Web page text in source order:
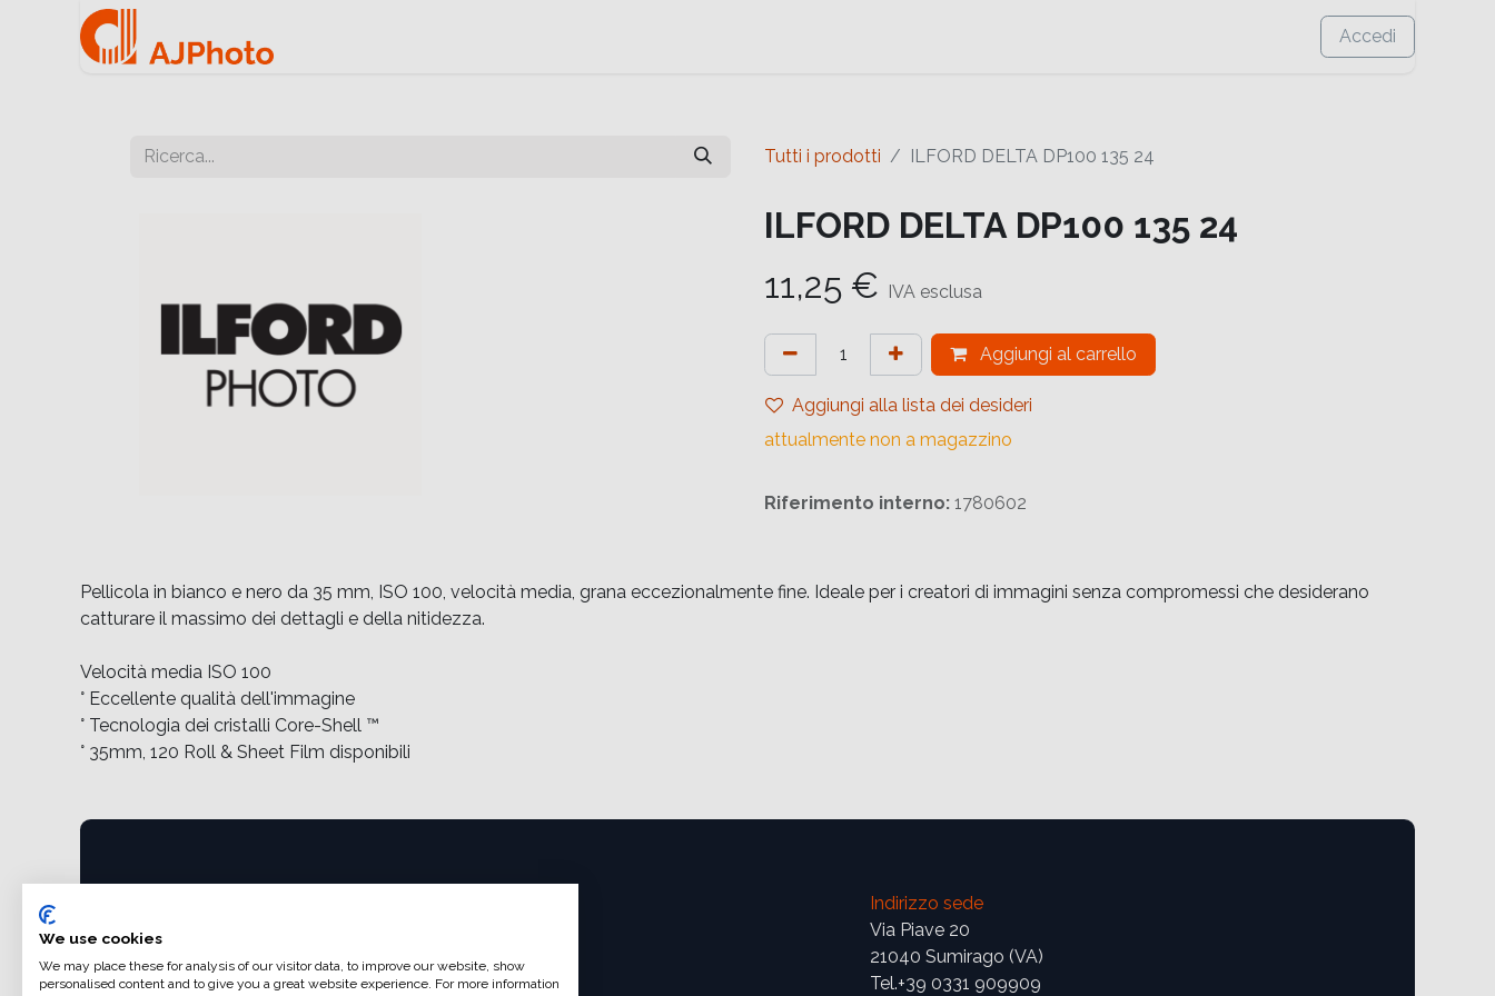
Accedi
Tutti i prodotti ILFORD DELTA DP100 135 24
ILFORD DELTA DP100 135 24
11,25 € IVA esclusa
Aggiungi al carrello
Aggiungi alla lista dei desideri
attualmente non a magazzino
Riferimento interno: 1780602
Pellicola in bianco e nero da 35 mm, ISO 100, velocità media, grana eccezionalmente fine. Ideale per i creatori di immagini senza compromessi che desiderano
catturare il massimo dei dettagli e della nitidezza.
Velocità media ISO 100
° Eccellente qualità dell'immagine
° Tecnologia dei cristalli Core-Shell ™
° 35mm, 120 Roll & Sheet Film disponibili
Home
Condizioni generali di vendita
Dati di fatturazione
Indirizzo sede
Via Piave 20
21040 Sumirago (VA)
Tel.+39 0331 909909
We use cookies
We may place these for analysis of our visitor data, to improve our website, show
personalised content and to give you a great website experience. For more information